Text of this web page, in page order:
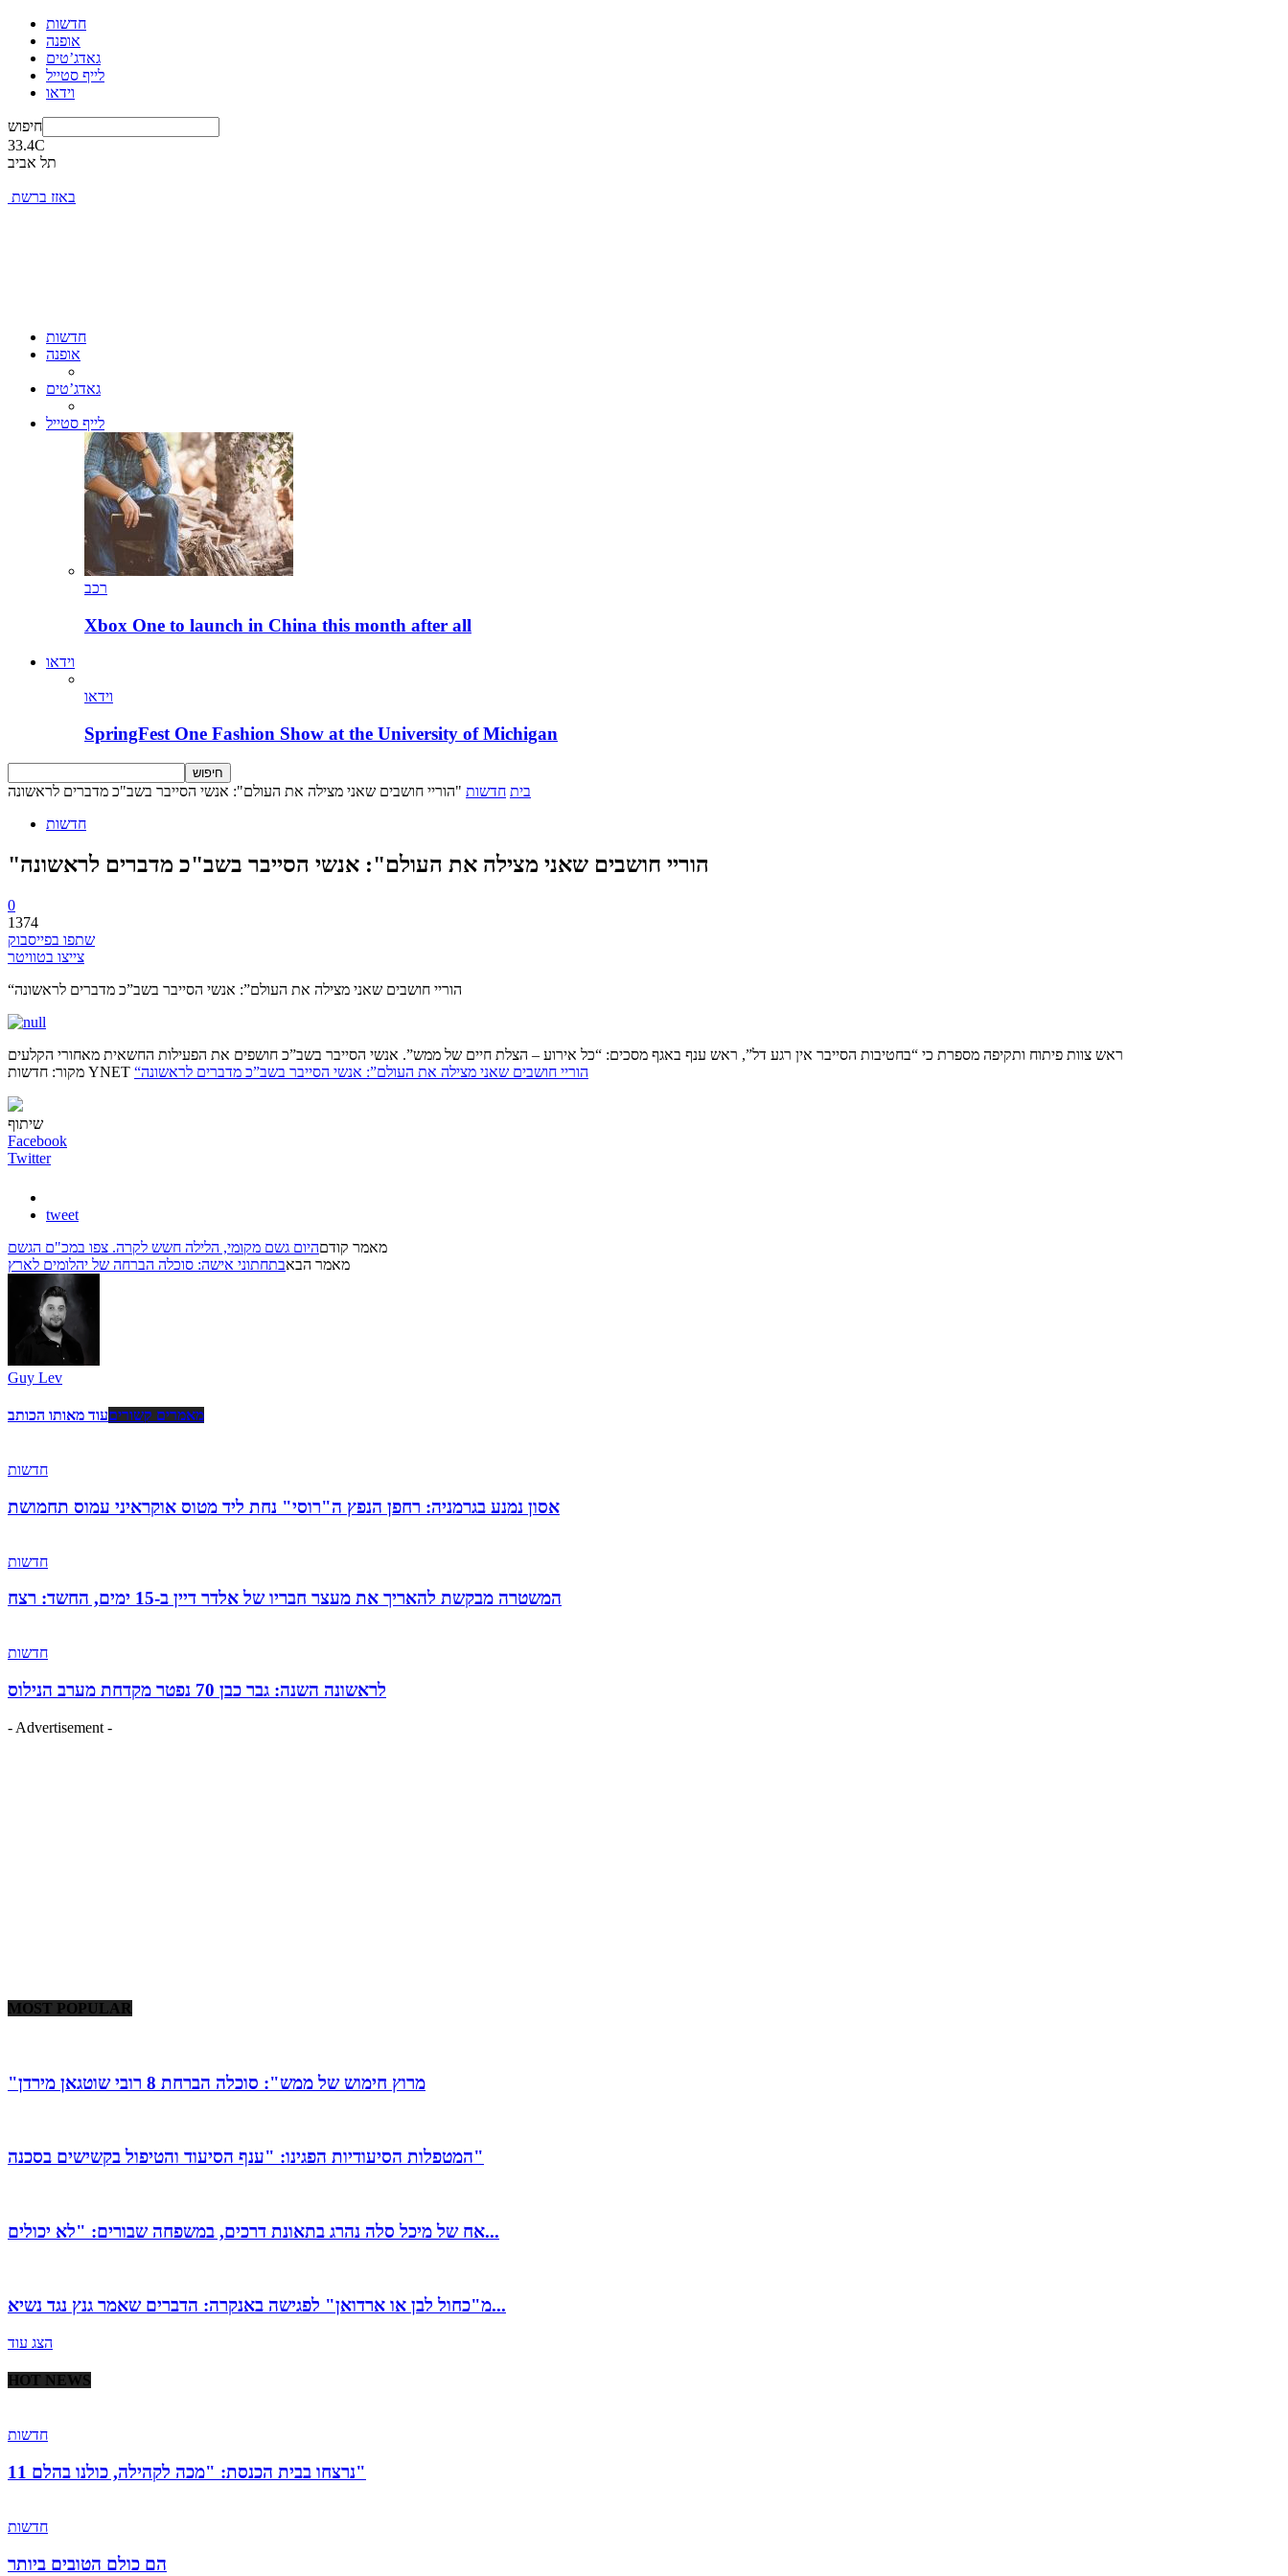
חדשות
אופנה
גאדג’טים
לייף סטייל
וידאו
חיפוש
33.4C
תל אביב
באזז ברשת
חדשות
אופנה
גאדג’טים
לייף סטייל
רכב
Xbox One to launch in China this month after all
וידאו
וידאו
SpringFest One Fashion Show at the University of Michigan
בית חדשות "הוריי חושבים שאני מצילה את העולם": אנשי הסייבר בשב"כ מדברים לראשונה
חדשות
"הוריי חושבים שאני מצילה את העולם": אנשי הסייבר בשב"כ מדברים לראשונה
0
1374
שתפו בפייסבוק
צייצו בטוויטר
“הוריי חושבים שאני מצילה את העולם”: אנשי הסייבר בשב”כ מדברים לראשונה
ראש צוות פיתוח ותקיפה מספרת כי “בחטיבות הסייבר אין רגע דל”, ראש ענף באגף מסכים: “כל אירוע – הצלת חיים של ממש”. אנשי הסייבר בשב”כ חושפים את הפעילות החשאית מאחורי הקלעים
מקור: חדשות YNET
“הוריי חושבים שאני מצילה את העולם”: אנשי הסייבר בשב”כ מדברים לראשונה
שיתוף
Facebook
Twitter
tweet
מאמר קודםהיום גשם מקומי, הלילה חשש לקרה. צפו במכ"ם הגשם
מאמר הבאבתחתוני אישה: סוכלה הברחה של יהלומים לארץ
Guy Lev
מאמרים קשוריםעוד מאותו הכותב
חדשות
אסון נמנע בגרמניה: רחפן הנפץ ה"רוסי" נחת ליד מטוס אוקראיני עמוס תחמושת
חדשות
המשטרה מבקשת להאריך את מעצר חבריו של אלדר דיין ב-15 ימים, החשד: רצח
חדשות
לראשונה השנה: גבר כבן 70 נפטר מקדחת מערב הנילוס
- Advertisement -
MOST POPULAR
"מרוץ חימוש של ממש": סוכלה הברחת 8 רובי שוטגאן מירדן
המטפלות הסיעודיות הפגינו: "ענף הסיעוד והטיפול בקשישים בסכנה"
אח של מיכל סלה נהרג בתאונת דרכים, במשפחה שבורים: "לא יכולים...
מ"כחול לבן או ארדואן" לפגישה באנקרה: הדברים שאמר גנץ נגד נשיא...
הצג עוד
HOT NEWS
חדשות
11 נרצחו בבית הכנסת: "מכה לקהילה, כולנו בהלם"
חדשות
הם כולם הטובים ביותר